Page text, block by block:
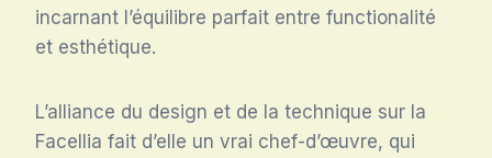
incarnant l’équilibre parfait entre functionalité
et esthétique.
L’alliance du design et de la technique sur la
Facellia fait d’elle un vrai chef-d’œuvre, qui